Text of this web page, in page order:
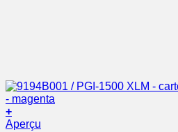
+
Aperçu